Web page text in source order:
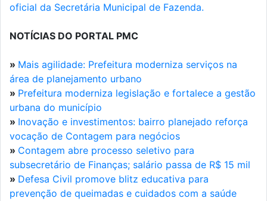
oficial da Secretária Municipal de Fazenda.
NOTÍCIAS DO PORTAL PMC
» Mais agilidade: Prefeitura moderniza serviços na
área de planejamento urbano
» Prefeitura moderniza legislação e fortalece a gestão
urbana do município
» Inovação e investimentos: bairro planejado reforça
vocação de Contagem para negócios
» Contagem abre processo seletivo para
subsecretário de Finanças; salário passa de R$ 15 mil
» Defesa Civil promove blitz educativa para
prevenção de queimadas e cuidados com a saúde